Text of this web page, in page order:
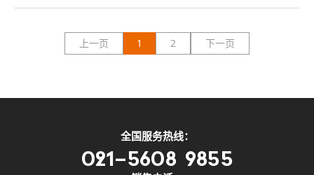
量范围、压力温度等因素，选择精度高、稳定性好的型号。
上一页 1 2 下一页
全国服务热线：
021-5608 9855